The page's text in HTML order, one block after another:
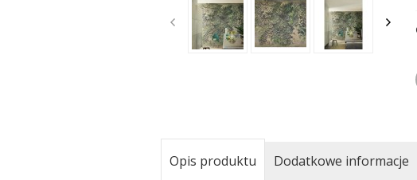
Opis produktu Dodatkowe informacje